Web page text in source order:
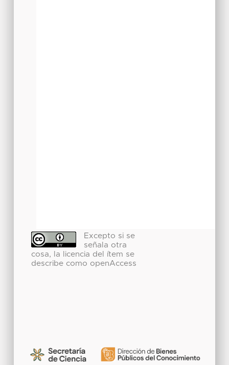
Excepto si se
señala otra
cosa, la licencia del ítem se
describe como openAccess